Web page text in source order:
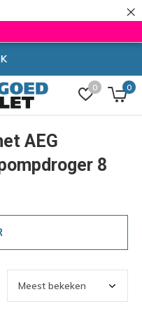
×
0 0
hoge korting
AEG
8